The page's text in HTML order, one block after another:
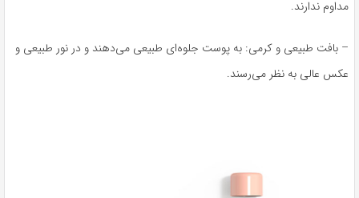
مداوم ندارند.
– بافت طبیعی و کرمی: به پوست جلوه‌ای طبیعی می‌دهند و در نور طبیعی و
عکس عالی به نظر می‌رسند.